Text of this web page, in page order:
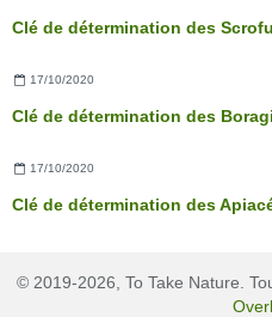
Clé de détermination des
17/10/2020
Clé de détermination des
17/10/2020
Clé de détermination des
© 2019-2026, To Take Nature.